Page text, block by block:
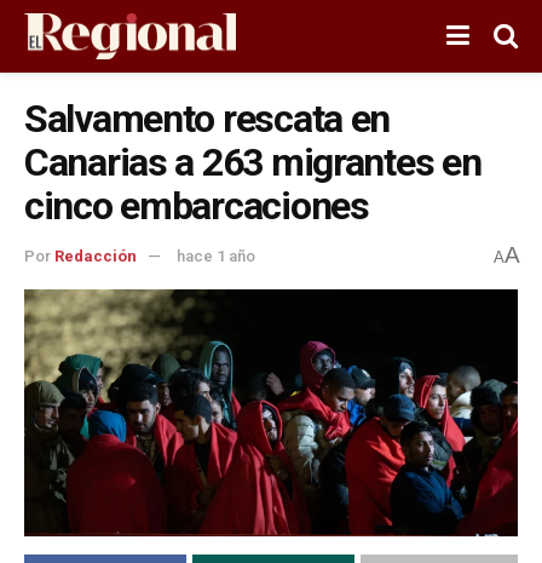
Salvamento rescata en
Canarias a 263 migrantes en
cinco embarcaciones
Por Redacción hace 1 año AA